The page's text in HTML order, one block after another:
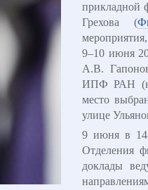
прикладной
Грехова (
9–10 июня
А.В.
ИПФ РАН (на
место
улице
9 июня в
Отделения
доклады